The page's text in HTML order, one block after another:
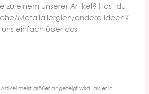
zu einem unserer Artikel? Hast du
Metallallergien/andere Ideen?
einfach über das
meist größer angezeigt wird, als er in